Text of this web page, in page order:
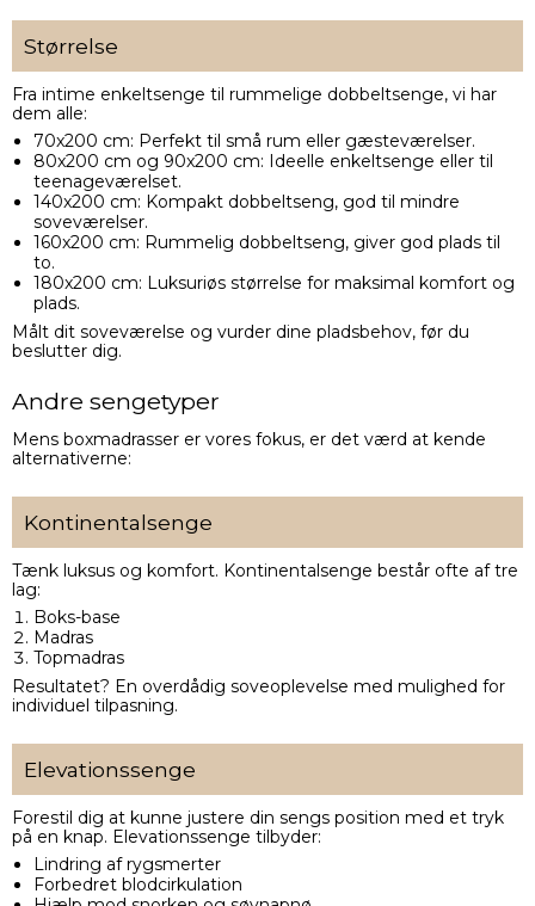
Størrelse
Fra intime enkeltsenge til rummelige dobbeltsenge, vi har
dem alle:
70x200 cm: Perfekt til små rum eller gæsteværelser.
80x200 cm og 90x200 cm: Ideelle enkeltsenge eller til
teenageværelset.
140x200 cm: Kompakt dobbeltseng, god til mindre
soveværelser.
160x200 cm: Rummelig dobbeltseng, giver god plads til
to.
180x200 cm: Luksuriøs størrelse for maksimal komfort og
plads.
Målt dit soveværelse og vurder dine pladsbehov, før du
beslutter dig.
Andre sengetyper
Mens boxmadrasser er vores fokus, er det værd at kende
alternativerne:
Kontinentalsenge
Tænk luksus og komfort. Kontinentalsenge består ofte af tre
lag:
Boks-base
Madras
Topmadras
Resultatet? En overdådig soveoplevelse med mulighed for
individuel tilpasning.
Elevationssenge
Forestil dig at kunne justere din sengs position med et tryk
på en knap. Elevationssenge tilbyder:
Lindring af rygsmerter
Forbedret blodcirkulation